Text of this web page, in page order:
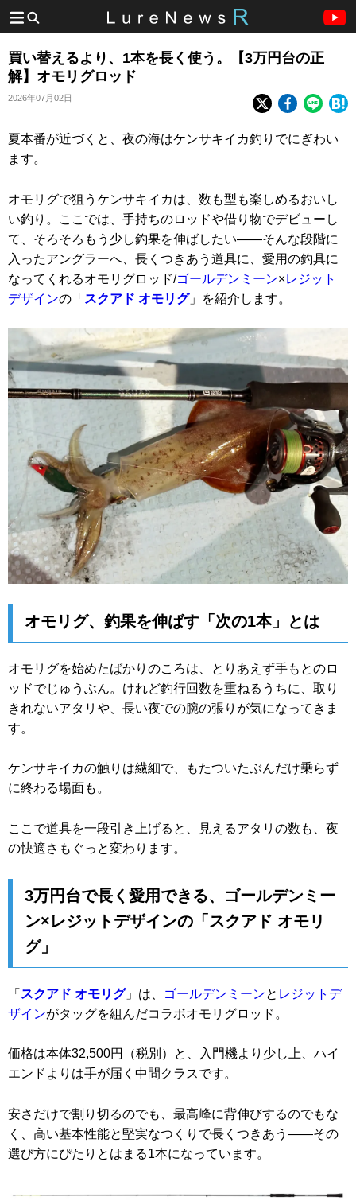
買い替えるより、1本を長く使う。【3万円台の正
解】オモリグロッド
2026年07月02日
夏本番が近づくと、夜の海はケンサキイカ釣りでにぎわい
ます。
オモリグで狙うケンサキイカは、数も型も楽しめるおいし
い釣り。ここでは、手持ちのロッドや借り物でデビューし
て、そろそろもう少し釣果を伸ばしたい——そんな段階に
入ったアングラーへ、長くつきあう道具に、愛用の釣具に
なってくれるオモリグロッド/ゴールデンミーン×レジット
デザインの「 スクアド オモリグ」を紹介します。
オモリグ、釣果を伸ばす「次の1本」とは
オモリグを始めたばかりのころは、とりあえず手もとのロ
ッドでじゅうぶん。けれど釣行回数を重ねるうちに、取り
きれないアタリや、長い夜での腕の張りが気になってきま
す。
ケンサキイカの触りは繊細で、もたついたぶんだけ乗らず
に終わる場面も。
ここで道具を一段引き上げると、見えるアタリの数も、夜
の快適さもぐっと変わります。
3万円台で長く愛用できる、ゴールデンミー
ン×レジットデザインの「スクアド オモリ
グ」
「 スクアド オモリグ」は、 ゴールデンミーンと レジットデ
ザインがタッグを組んだコラボオモリグロッド。
価格は本体32,500円（税別）と、入門機より少し上、ハイ
エンドよりは手が届く中間クラスです。
安さだけで割り切るのでも、最高峰に背伸びするのでもな
く、高い基本性能と堅実なつくりで長くつきあう——その
選び方にぴたりとはまる1本になっています。